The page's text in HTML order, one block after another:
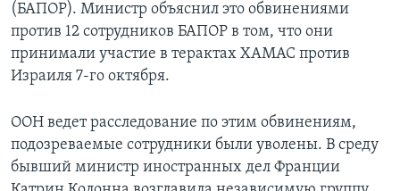
(БАПОР). Министр объяснил это обвинениями
против 12 сотрудников БАПОР в том, что они
принимали участие в терактах ХАМАС против
Израиля 7-го октября.
ООН ведет расследование по этим обвинениям,
подозреваемые сотрудники были уволены. В среду
бывший министр иностранных дел Франции